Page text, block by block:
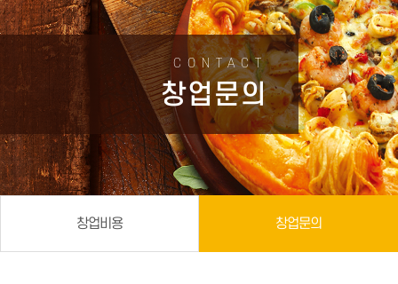
CONTACT
창업문의
창업비용 창업문의